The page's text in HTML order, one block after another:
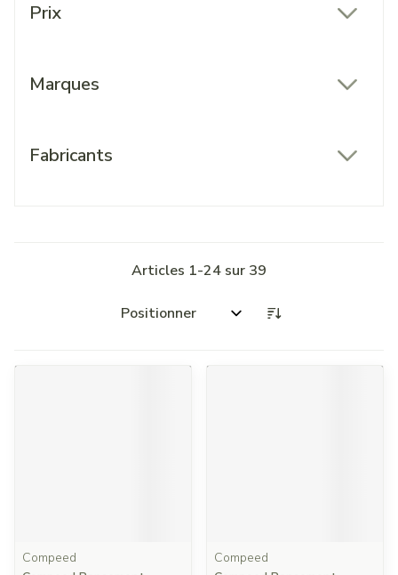
Prix
Marques
Fabricants
Articles 1-24 sur 39
Trier par:
Compeed
Compeed